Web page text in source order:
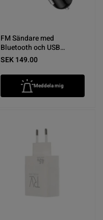
FM Sändare med
Bluetooth och USB
Laddare
SEK 149.00
Meddela mig